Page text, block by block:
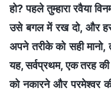
हो? पहले तुम्हारा रवैया
उसे बगल में रख दो, और
अपने तरीके को सही मानो,
यह, सर्वप्रथम, एक तरह
को नकारने और परमेश्‍वर की